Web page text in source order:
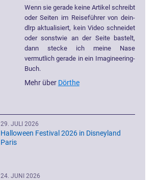
Wenn sie gerade keine Artikel schreibt
oder Seiten im Reiseführer von dein-
dlrp aktualisiert, kein Video schneidet
oder sonstwie an der Seite bastelt,
dann stecke ich meine Nase
vermutlich gerade in ein Imagineering-
Buch.
Mehr über Dörthe
29. JULI 2026
Halloween Festival 2026 in Disneyland
Paris
24. JUNI 2026